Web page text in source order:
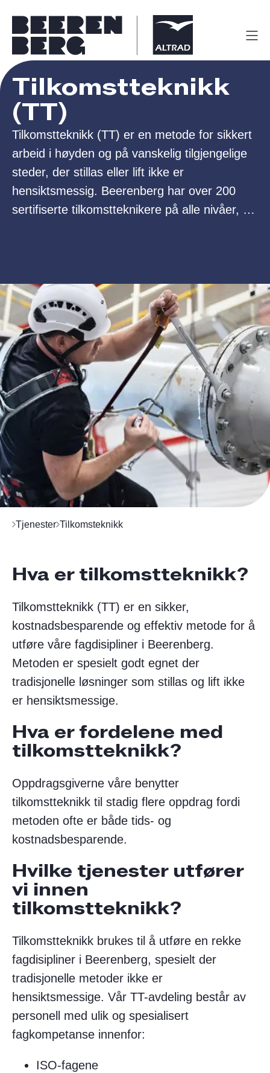
Tilkomstteknikk
(TT)
Tilkomstteknikk (TT) er en metode for sikkert
arbeid i høyden og på vanskelig tilgjengelige
steder, der stillas eller lift ikke er
hensiktsmessig. Beerenberg har over 200
sertifiserte tilkomstteknikere på alle nivåer, og
Tjenester Tilkomsteknikk
Hva er tilkomstteknikk?
Tilkomstteknikk (TT) er en sikker,
kostnadsbesparende og effektiv metode for å
utføre våre fagdisipliner i Beerenberg.
Metoden er spesielt godt egnet der
tradisjonelle løsninger som stillas og lift ikke
er hensiktsmessige.
Hva er fordelene med
tilkomstteknikk?
Oppdragsgiverne våre benytter
tilkomstteknikk til stadig flere oppdrag fordi
metoden ofte er både tids- og
kostnadsbesparende.
Hvilke tjenester utfører
vi innen
tilkomstteknikk?
Tilkomstteknikk brukes til å utføre en rekke
fagdisipliner i Beerenberg, spesielt der
tradisjonelle metoder ikke er
hensiktsmessige. Vår TT-avdeling består av
personell med ulik og spesialisert
fagkompetanse innenfor:
ISO-fagene